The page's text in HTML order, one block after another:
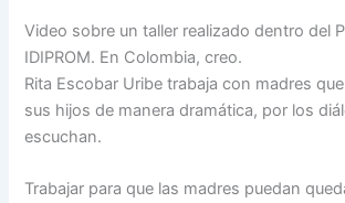
Video sobre un taller realizado dentro del
IDIPROM. En Colombia, creo.
Rita Escobar Uribe trabaja con madres
sus hijos de manera dramática, por los
escuchan.
Trabajar para que las madres puedan